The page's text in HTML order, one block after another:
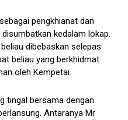
pengkhianat dan
kedalam lokap.
dibebaskan selepas
beliau yang berkhidmat
oleh Kempetai.
tingal bersama dengan
Antaranya Mr